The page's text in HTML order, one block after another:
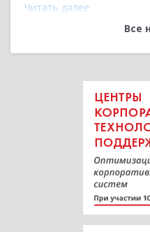
Читать далее
Все